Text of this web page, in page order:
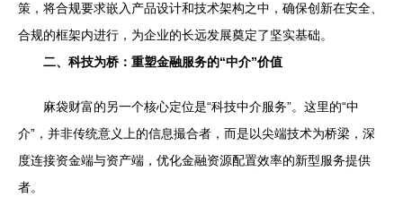
策，将合规要求嵌入产品设计和技术架构之中，确保创新在安全、
合规的框架内进行，为企业的长远发展奠定了坚实基础。
二、科技为桥：重塑金融服务的“中介”价值
麻袋财富的另一个核心定位是“科技中介服务”。这里的“中
介”，并非传统意义上的信息撮合者，而是以尖端技术为桥梁，深
度连接资金端与资产端，优化金融资源配置效率的新型服务提供
者。